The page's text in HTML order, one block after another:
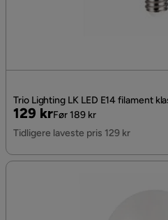
Trio Lighting LK LED E14 filament
Pris
129 kr
Original
Pris
Før 189 kr
Tidligere laveste pris 129 kr